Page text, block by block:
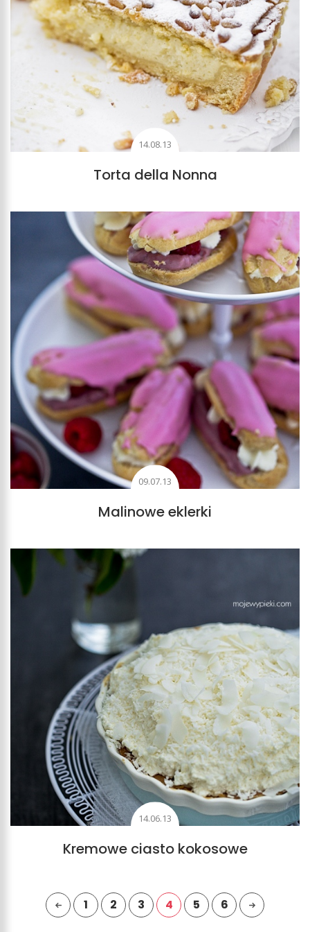
14.08.13
Torta della Nonna
09.07.13
Malinowe eklerki
14.06.13
Kremowe ciasto kokosowe
1 2 3 4 5 6